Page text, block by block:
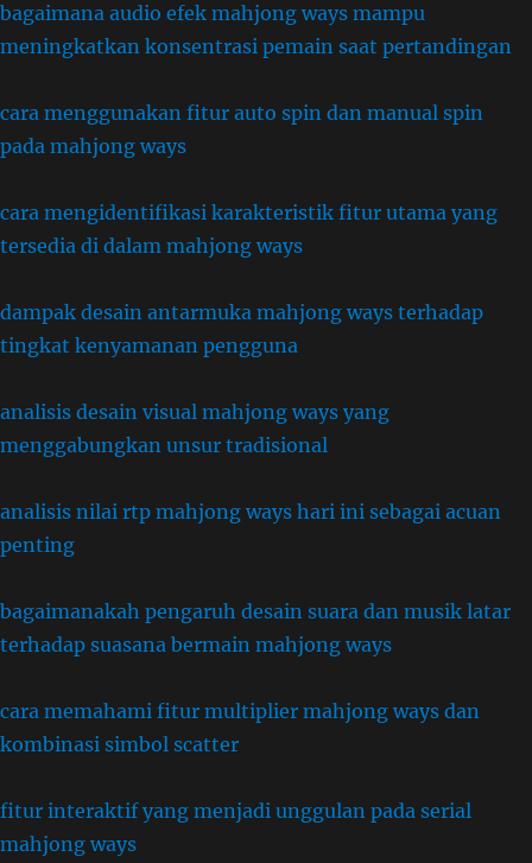
bagaimana audio efek mahjong ways mampu
meningkatkan konsentrasi pemain saat pertandingan
cara menggunakan fitur auto spin dan manual spin
pada mahjong ways
cara mengidentifikasi karakteristik fitur utama yang
tersedia di dalam mahjong ways
dampak desain antarmuka mahjong ways terhadap
tingkat kenyamanan pengguna
analisis desain visual mahjong ways yang
menggabungkan unsur tradisional
analisis nilai rtp mahjong ways hari ini sebagai acuan
penting
bagaimanakah pengaruh desain suara dan musik latar
terhadap suasana bermain mahjong ways
cara memahami fitur multiplier mahjong ways dan
kombinasi simbol scatter
fitur interaktif yang menjadi unggulan pada serial
mahjong ways